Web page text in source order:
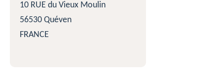
10 RUE du Vieux Moulin
56530 Quéven
FRANCE